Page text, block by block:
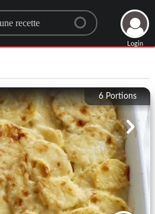
a recipe
Login
6Portions